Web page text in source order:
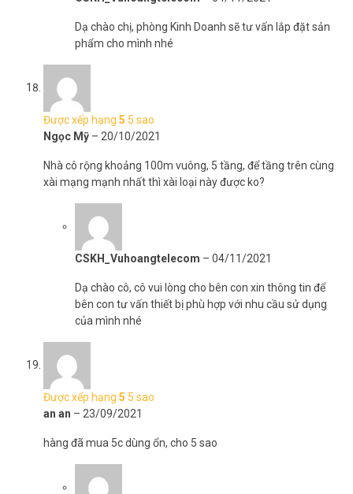
Dạ chào chị, phòng Kinh Doanh sẽ tư vấn lắp đặt sản
phẩm cho mình nhé
Được xếp hạng 5 5 sao
Ngọc Mỹ – 20/10/2021
Nhà cô rộng khoảng 100m vuông, 5 tầng, để tầng trên cùng
xài mạng mạnh nhất thì xài loại này được ko?
CSKH_Vuhoangtelecom – 04/11/2021
Dạ chào cô, cô vui lòng cho bên con xin thông tin để
bên con tư vấn thiết bị phù hợp với nhu cầu sử dụng
của mình nhé
Được xếp hạng 5 5 sao
an an – 23/09/2021
hàng đã mua 5c dùng ổn, cho 5 sao